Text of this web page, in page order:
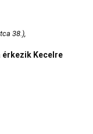
38.),
érkezik Kecelre